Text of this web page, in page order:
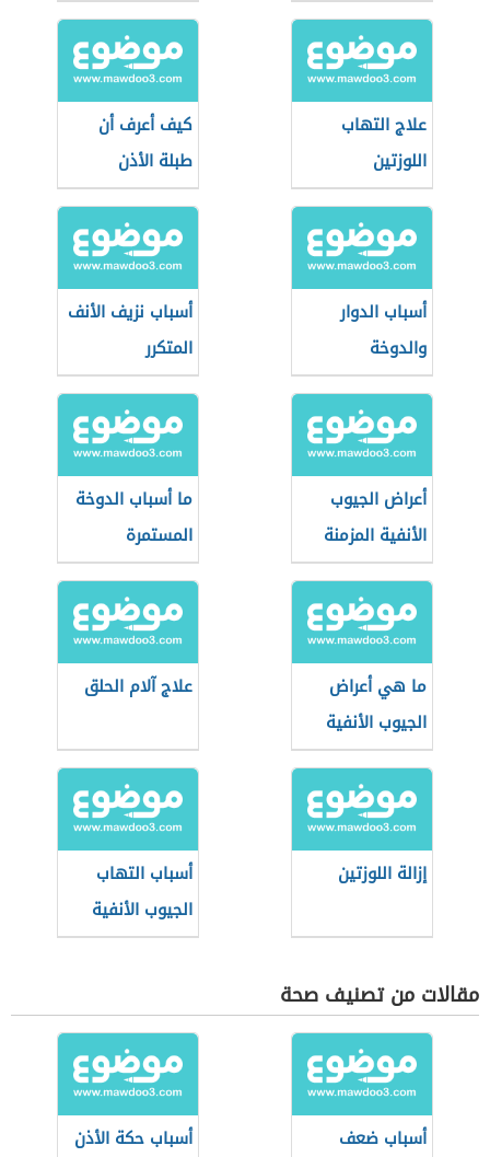
علاج التهاب
اللوزتين
كيف أعرف أن
طبلة الأذن
مثقوبة
أسباب الدوار
والدوخة
أسباب نزيف الأنف
المتكرر
أعراض الجيوب
الأنفية المزمنة
ما أسباب الدوخة
المستمرة
ما هي أعراض
الجيوب الأنفية
علاج آلام الحلق
إزالة اللوزتين
أسباب التهاب
الجيوب الأنفية
مقالات من تصنيف صحة
أسباب ضعف
أسباب حكة الأذن